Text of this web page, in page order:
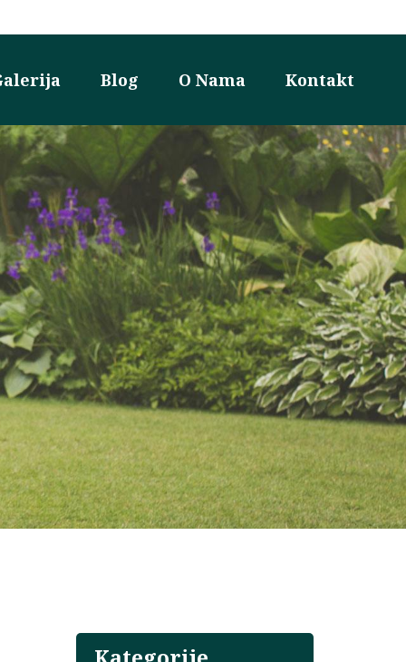
Blog O Nama Kontakt